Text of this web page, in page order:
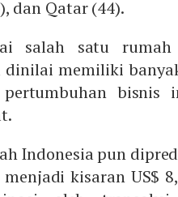
dan Qatar (44).
salah satu
dinilai memiliki
pertumbuhan
Indonesia pun
kisaran US$